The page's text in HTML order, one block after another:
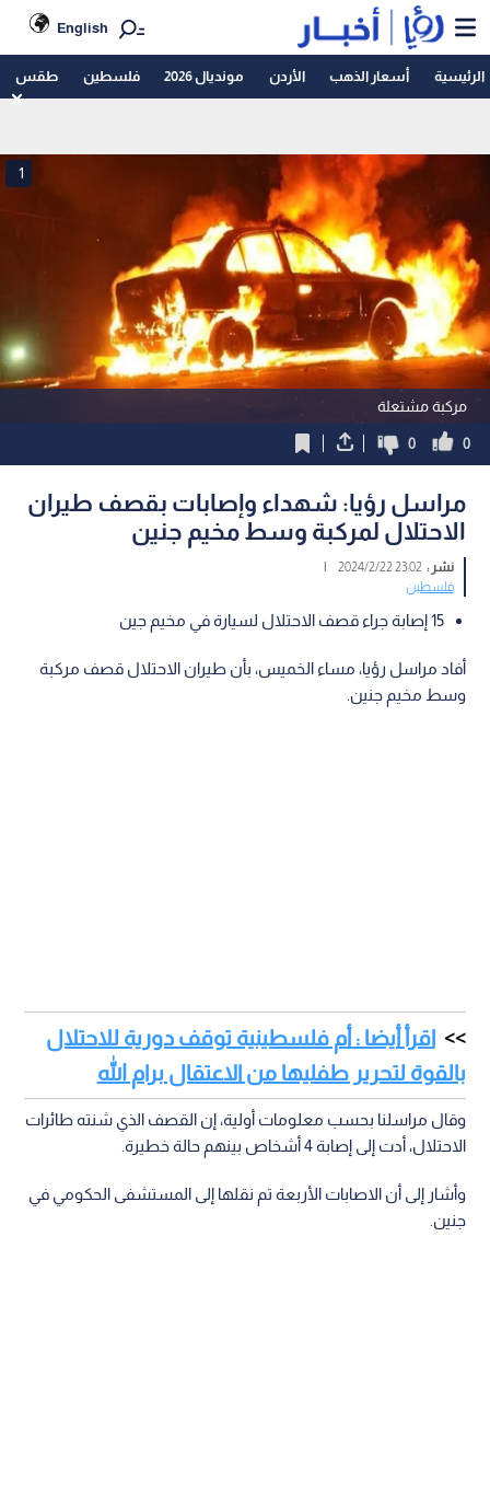
English
الرئيسية أسعار الذهب الأردن مونديال 2026 فلسطين طقس
مركبة مشتعلة
1
0
0
مراسل رؤيا: شهداء وإصابات بقصف طيران
الاحتلال لمركبة وسط مخيم جنين
نشر :23:02 2024/2/22
|
فلسطين
15 إصابة جراء قصف الاحتلال لسيارة في مخيم جين
أفاد مراسل رؤيا، مساء الخميس، بأن طيران الاحتلال قصف مركبة
وسط مخيم جنين.
اقرأ أيضا : أم فلسطينية توقف دورية للاحتلال
بالقوة لتحرير طفليها من الاعتقال برام الله
وقال مراسلنا بحسب معلومات أولية، إن القصف الذي شنته طائرات
الاحتلال، أدت إلى إصابة 4 أشخاص بينهم حالة خطيرة.
وأشار إلى أن الاصابات الأربعة تم نقلها إلى المستشفى الحكومي في
جنين.